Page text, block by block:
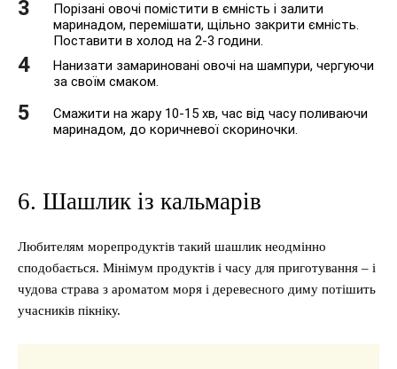
Порізані овочі помістити в ємність і залити
маринадом, перемішати, щільно закрити ємність.
Поставити в холод на 2-3 години.
Нанизати замариновані овочі на шампури, чергуючи
за своїм смаком.
Смажити на жару 10-15 хв, час від часу поливаючи
маринадом, до коричневої скориночки.
6. Шашлик із кальмарів
Любителям морепродуктів такий шашлик неодмінно
сподобається. Мінімум продуктів і часу для приготування – і
чудова страва з ароматом моря і деревесного диму потішить
учасників пікніку.